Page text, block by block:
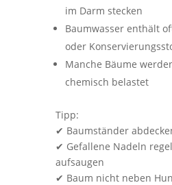
im Darm stecken
Baumwasser enthält
oder
Manche Bäume
chemisch belastet
Tipp:
✔ Baumständer
✔ Gefallene Nadeln
aufsaugen
✔ Baum nicht neben